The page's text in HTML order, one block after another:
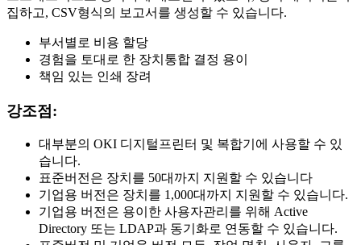
집하고, CSV형식의 보고서를 생성할 수 있습니다.
부서별로 비용 할당
경험을 토대로 한 장치통합 결정 용이
책임 있는 인쇄 장려
강조점:
대부분의 OKI 디지털프린터 및 복합기에 사용할 수 있
습니다.
표준버전은 장치를 50대까지 지원할 수 있습니다
기업용 버전은 장치를 1,000대까지 지원할 수 있습니다.
기업용 버전은 용이한 사용자관리를 위해 Active
Directory 또는 LDAP과 동기화로 연동할 수 있습니다.